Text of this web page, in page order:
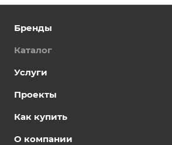
Бренды
Каталог
Услуги
Проекты
Как купить
О компании